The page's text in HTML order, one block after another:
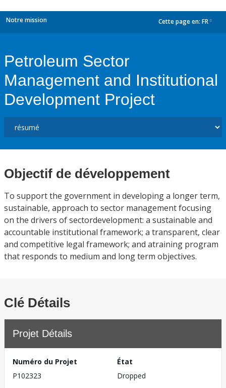
Notre mission Cette page en: FR
Petroleum Sector
Management and Institutional
Development Project
Objectif de développement
To support the government in developing a longer term,
sustainable, approach to sector management focusing
on the drivers of sectordevelopment: a sustainable and
accountable institutional framework; a transparent, clear
and competitive legal framework; and atraining program
that responds to medium and long term objectives.
Clé Détails
Projet Détails
Numéro du Projet
P102323
État
Dropped